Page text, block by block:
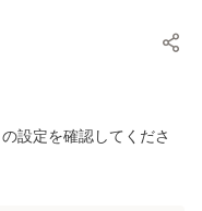
設定を確認してくださ